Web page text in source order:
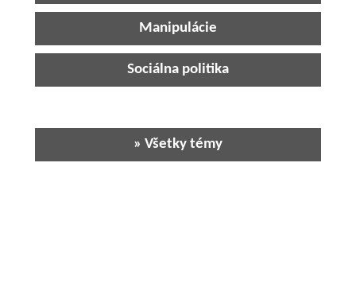
Manipulácie
Sociálna politika
» Všetky témy